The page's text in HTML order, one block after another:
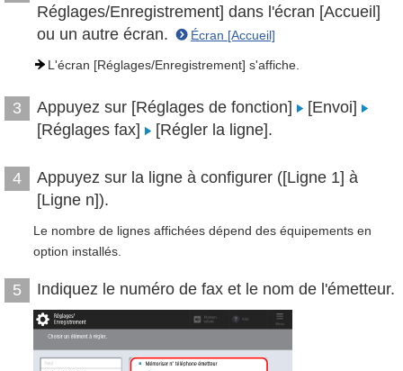
Réglages/Enregistrement] dans l'écran [Accueil]
ou un autre écran.
Écran [Accueil]
L'écran [Réglages/Enregistrement] s'affiche.
3 Appuyez sur [Réglages de fonction]
[Envoi]
[Réglages fax]
[Régler la ligne].
4
Appuyez sur la ligne à configurer ([Ligne 1] à
[Ligne n]).
Le nombre de lignes affichées dépend des équipements en
option installés.
5 Indiquez le numéro de fax et le nom de l'émetteur.